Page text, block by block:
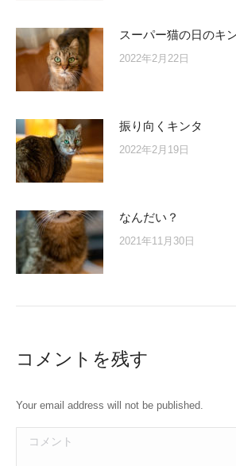
スーパー猫の日のキ
2022年2月22日
振り向くキンタ
2022年2月19日
なんだい？
2021年11月30日
コメントを残す
Your email address will not be published.
コメント